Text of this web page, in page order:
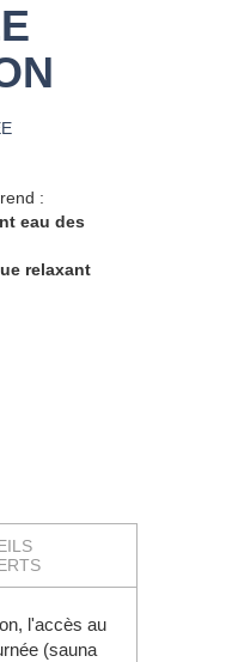
:
eau des
relaxant
l'accès au
(sauna